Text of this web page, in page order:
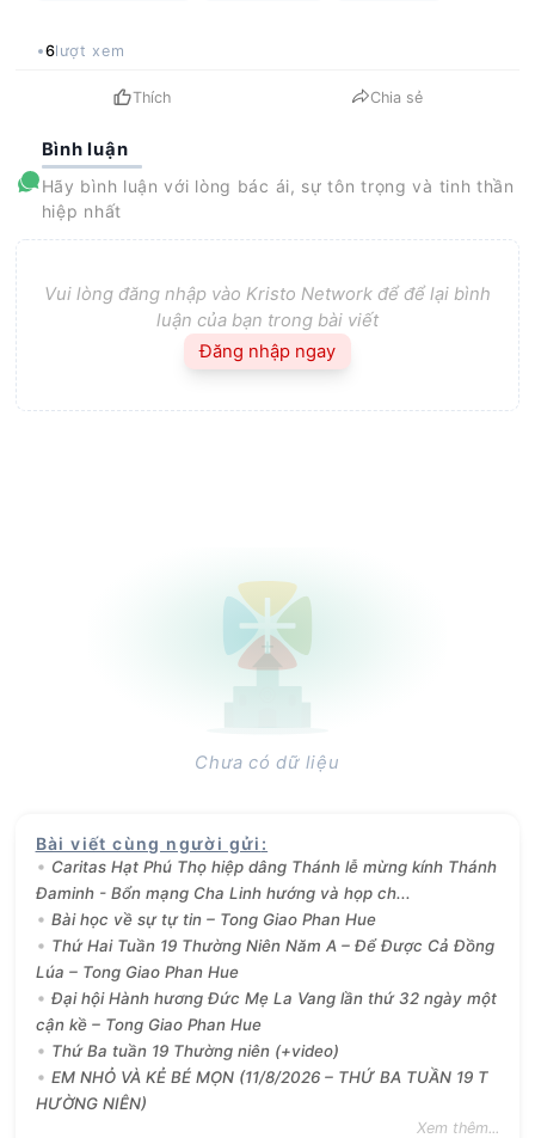
6lượt xem
Thích Chia sẻ
Bình luận
Hãy bình luận với lòng bác ái, sự tôn trọng và tinh thần
hiệp nhất
Vui lòng đăng nhập vào Kristo Network để để lại bình
luận của bạn trong bài viết
Đăng nhập ngay
Chưa có dữ liệu
Bài viết cùng người gửi :
Caritas Hạt Phú Thọ hiệp dâng Thánh lễ mừng kính Thánh
Đaminh - Bổn mạng Cha Linh hướng và họp ch...
Bài học về sự tự tin – Tong Giao Phan Hue
Thứ Hai Tuần 19 Thường Niên Năm A – Để Được Cả Đồng
Lúa – Tong Giao Phan Hue
Đại hội Hành hương Đức Mẹ La Vang lần thứ 32 ngày một
cận kề – Tong Giao Phan Hue
Thứ Ba tuần 19 Thường niên (+video)
EM NHỎ VÀ KẺ BÉ MỌN (11/8/2026 – THỨ BA TUẦN 19 T
HƯỜNG NIÊN)
Xem thêm...